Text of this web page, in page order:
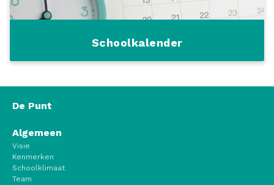
Schoolkalender
De Punt
Algemeen
Visie
Kenmerken
Schoolklimaat
Team